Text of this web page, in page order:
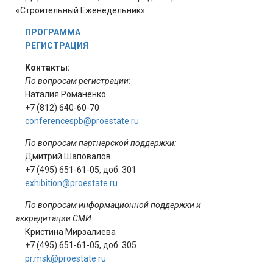
«Строительный Еженедельник»
ПРОГРАММА
РЕГИСТРАЦИЯ
Контакты:
По вопросам регистрации:
Наталия Романенко
+7 (812) 640-60-70
conferencespb@proestate.ru
По вопросам партнерской поддержки:
Дмитрий Шаповалов
+7 (495) 651-61-05, доб. 301
exhibition@proestate.ru
По вопросам информационной поддержки и
аккредитации СМИ:
Кристина Мирзалиева
+7 (495) 651-61-05, доб. 305
pr.msk@proestate.ru